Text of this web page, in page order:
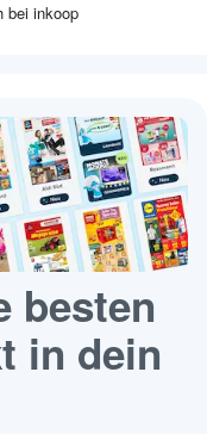
bei inkoop
besten
in dein